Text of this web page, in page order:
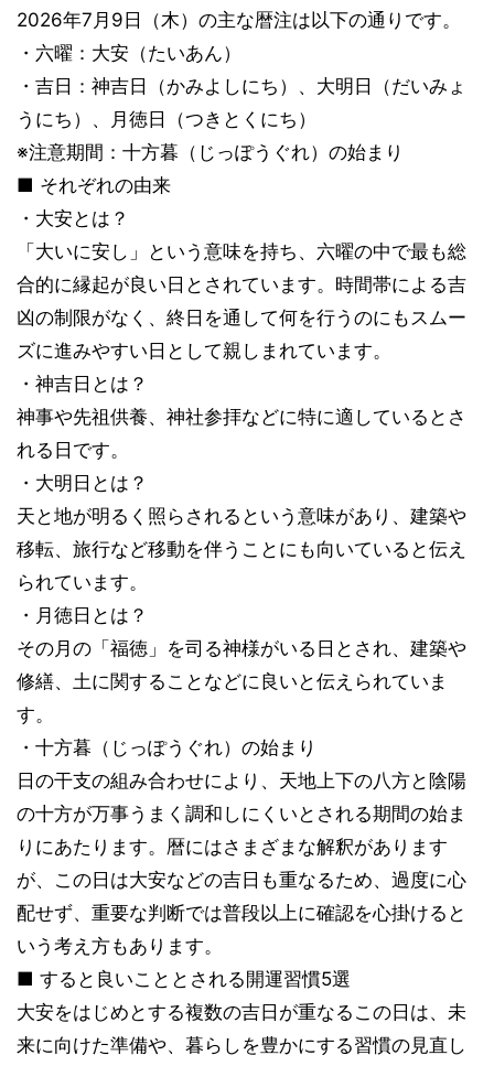
2026年7月9日（木）の主な暦注は以下の通りです。
・六曜：大安（たいあん）
・吉日：神吉日（かみよしにち）、大明日（だいみょ
うにち）、月徳日（つきとくにち）
※注意期間：十方暮（じっぽうぐれ）の始まり
■ それぞれの由来
・大安とは？
「大いに安し」という意味を持ち、六曜の中で最も総
合的に縁起が良い日とされています。時間帯による吉
凶の制限がなく、終日を通して何を行うのにもスムー
ズに進みやすい日として親しまれています。
・神吉日とは？
神事や先祖供養、神社参拝などに特に適しているとさ
れる日です。
・大明日とは？
天と地が明るく照らされるという意味があり、建築や
移転、旅行など移動を伴うことにも向いていると伝え
られています。
・月徳日とは？
その月の「福徳」を司る神様がいる日とされ、建築や
修繕、土に関することなどに良いと伝えられていま
す。
・十方暮（じっぽうぐれ）の始まり
日の干支の組み合わせにより、天地上下の八方と陰陽
の十方が万事うまく調和しにくいとされる期間の始ま
りにあたります。暦にはさまざまな解釈があります
が、この日は大安などの吉日も重なるため、過度に心
配せず、重要な判断では普段以上に確認を心掛けると
いう考え方もあります。
■ すると良いこととされる開運習慣5選
大安をはじめとする複数の吉日が重なるこの日は、未
来に向けた準備や、暮らしを豊かにする習慣の見直し